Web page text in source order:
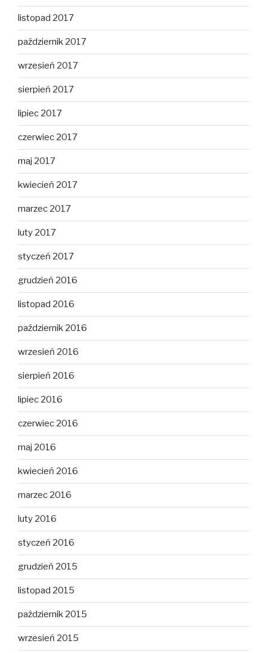
listopad 2017
październik 2017
wrzesień 2017
sierpień 2017
lipiec 2017
czerwiec 2017
maj 2017
kwiecień 2017
marzec 2017
luty 2017
styczeń 2017
grudzień 2016
listopad 2016
październik 2016
wrzesień 2016
sierpień 2016
lipiec 2016
czerwiec 2016
maj 2016
kwiecień 2016
marzec 2016
luty 2016
styczeń 2016
grudzień 2015
listopad 2015
październik 2015
wrzesień 2015